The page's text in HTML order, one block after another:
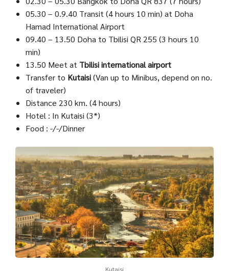
05.30 – 0.9.40 Transit (4 hours 10 min) at Doha
Hamad International Airport
09.40 – 13.50 Doha to Tbilisi QR 255 (3 hours 10
min)
13.50 Meet at Tbilisi international airport
Transfer to Kutaisi(Van up to Minibus, depend on no.
of traveler)
Distance 230 km. (4 hours)
Hotel : In Kutaisi (3*)
Food : -/-/Dinner
Kutaisi